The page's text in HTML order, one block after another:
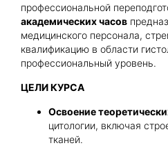
профессиональной
академических часов
медицинского персонала,
квалификацию в области
профессиональный уровень.
ЦЕЛИ КУРСА
Освоение
цитологии, включая
тканей. Приложите
Получить